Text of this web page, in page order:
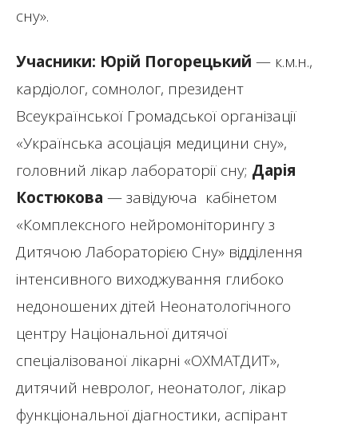
сну».
Учасники: Юрій Погорецький — к.м.н.,
кардіолог, сомнолог, президент
Всеукраїнської Громадської організації
«Українська асоціація медицини сну»,
головний лікар лабораторії сну; Дарія
Костюкова — завідуюча кабінетом
«Комплексного нейромоніторингу з
Дитячою Лабораторією Сну» відділення
інтенсивного виходжування глибоко
недоношених дітей Неонатологічного
центру Національної дитячої
спеціалізованої лікарні «ОХМАТДИТ»,
дитячий невролог, неонатолог, лікар
функціональної діагностики, аспірант